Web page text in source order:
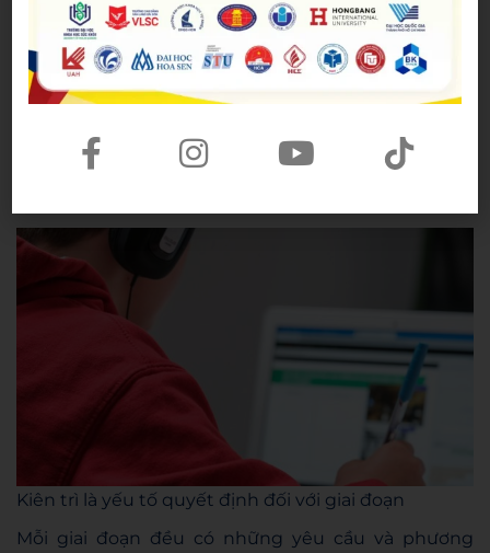
Sự kiên trì là yếu tố quyết định đối với giai đoạn
nâng cao này. Bạn cần cam kết duy trì việc luyện
tập một cách đều đặn và thường xuyên. Điều này
có nghĩa là bạn không chỉ luyện tập khi có thời gian
thể thiếu trong thói quen hàng ngày của mình. Hãy
đặt ra mục tiêu cụ thể cho từng giai đoạn học tập
Kiên trì là yếu tố quyết định đối với giai đoạn
Mỗi giai đoạn đều có những yêu cầu và phương